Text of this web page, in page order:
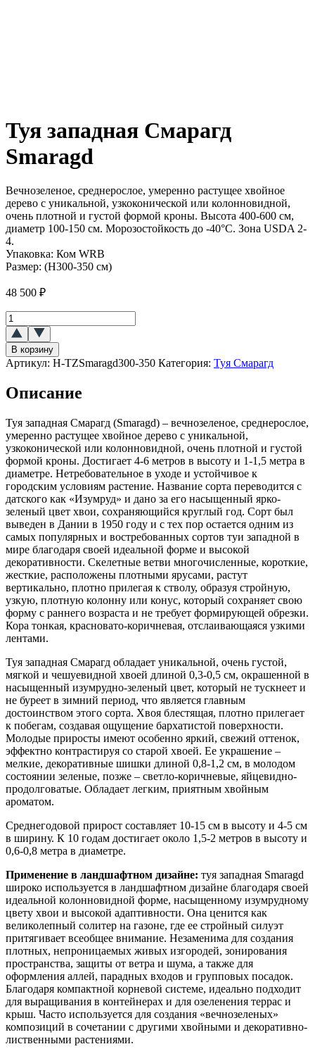
Туя западная Смарагд
Smaragd
Вечнозеленое, среднерослое, умеренно растущее хвойное
дерево с уникальной, узкоконической или колонновидной,
очень плотной и густой формой кроны. Высота 400-600 см,
диаметр 100-150 см. Морозостойкость до -40°C. Зона USDA 2-
4.
Упаковка: Ком WRB
Размер: (H300-350 см)
48 500 ₽
Количество
товара
Туя
западная
Смарагд
В корзину
Артикул: H-TZSmaragd300-350 Категория: Туя Смарагд
Описание
Туя западная Смарагд (Smaragd) – вечнозеленое, среднерослое,
умеренно растущее хвойное дерево с уникальной,
узкоконической или колонновидной, очень плотной и густой
формой кроны. Достигает 4-6 метров в высоту и 1-1,5 метра в
диаметре. Нетребовательное в уходе и устойчивое к
городским условиям растение. Название сорта переводится с
датского как «Изумруд» и дано за его насыщенный ярко-
зеленый цвет хвои, сохраняющийся круглый год. Сорт был
выведен в Дании в 1950 году и с тех пор остается одним из
самых популярных и востребованных сортов туи западной в
мире благодаря своей идеальной форме и высокой
декоративности. Скелетные ветви многочисленные, короткие,
жесткие, расположены плотными ярусами, растут
вертикально, плотно прилегая к стволу, образуя стройную,
узкую, плотную колонну или конус, который сохраняет свою
форму с раннего возраста и не требует формирующей обрезки.
Кора тонкая, красновато-коричневая, отслаивающаяся узкими
лентами.
Туя западная Смарагд обладает уникальной, очень густой,
мягкой и чешуевидной хвоей длиной 0,3-0,5 см, окрашенной в
насыщенный изумрудно-зеленый цвет, который не тускнеет и
не буреет в зимний период, что является главным
достоинством этого сорта. Хвоя блестящая, плотно прилегает
к побегам, создавая ощущение бархатистой поверхности.
Молодые приросты имеют особенно яркий, свежий оттенок,
эффектно контрастируя со старой хвоей. Ее украшение –
мелкие, декоративные шишки длиной 0,8-1,2 см, в молодом
состоянии зеленые, позже – светло-коричневые, яйцевидно-
продолговатые. Обладает легким, приятным хвойным
ароматом.
Среднегодовой прирост составляет 10-15 см в высоту и 4-5 см
в ширину. К 10 годам достигает около 1,5-2 метров в высоту и
0,6-0,8 метра в диаметре.
Применение в ландшафтном дизайне: туя западная Smaragd
широко используется в ландшафтном дизайне благодаря своей
идеальной колонновидной форме, насыщенному изумрудному
цвету хвои и высокой адаптивности. Она ценится как
великолепный солитер на газоне, где ее стройный силуэт
притягивает всеобщее внимание. Незаменима для создания
плотных, непроницаемых живых изгородей, зонирования
пространства, защиты от ветра и шума, а также для
оформления аллей, парадных входов и групповых посадок.
Благодаря компактной корневой системе, идеально подходит
для выращивания в контейнерах и для озеленения террас и
крыш. Часто используется для создания «вечнозеленых»
композиций в сочетании с другими хвойными и декоративно-
лиственными растениями.